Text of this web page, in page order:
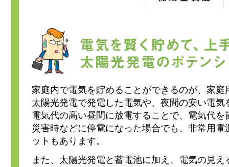
家庭内で電気を貯めることができるのが、家
太陽光発電で発電した電気や、夜間の安い電気
電気代の高い昼間に放電することで、電気代
災害時などに停電になった場合でも、非常用
ットもあります。
また、太陽光発電と蓄電池に加え、電気の見え